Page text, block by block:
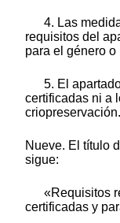
4. Las
requisitos del
para el género
5. El
certificadas ni a
Nueve. El título
sigue:
«Requisitos
certificadas y